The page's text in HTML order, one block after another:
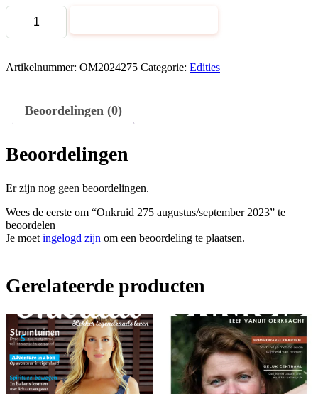
Onkruid
augustus/september
aantal
Artikelnummer: OM2024275 Categorie: Edities
Beoordelingen (0)
Beoordelingen
Er zijn nog geen beoordelingen.
Wees de eerste om “Onkruid 275 augustus/september 2023” te
beoordelen
Je moet ingelogd zijn om een beoordeling te plaatsen.
Gerelateerde producten